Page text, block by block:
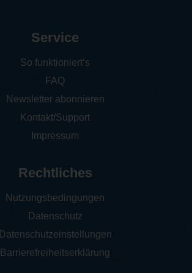
Service
So funktioniert‘s
FAQ
Newsletter abonnieren
Kontakt/Support
Impressum
Rechtliches
Nutzungsbedingungen
Datenschutz
Datenschutzeinstellungen
Barrierefreiheitserklärung